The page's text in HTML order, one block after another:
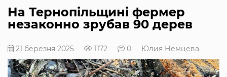
На Тернопільщині фермер
незаконно зрубав 90 дерев
21 березня 2025 1172 0 Юлия Немцева